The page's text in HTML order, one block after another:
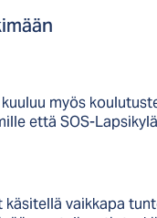
myös
että SOS-
käsitellä vaikkapa